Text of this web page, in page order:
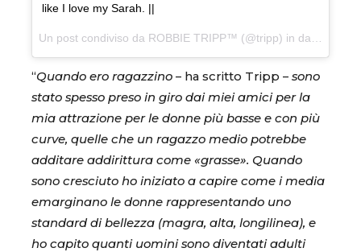
like I love my Sarah. ||
“Quando ero ragazzino – ha scritto Tripp – sono
stato spesso preso in giro dai miei amici per la
mia attrazione per le donne più basse e con più
curve, quelle che un ragazzo medio potrebbe
additare addirittura come «grasse». Quando
sono cresciuto ho iniziato a capire come i media
emarginano le donne rappresentando uno
standard di bellezza (magra, alta, longilinea), e
ho capito quanti uomini sono diventati adulti